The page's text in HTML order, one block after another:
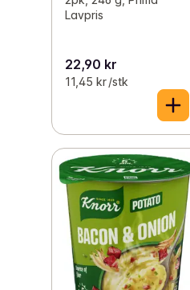
Lavpris
22,90 kr
11,45 kr /stk